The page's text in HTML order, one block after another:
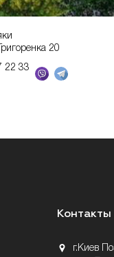
20
22 33
Контакты
г.Киев